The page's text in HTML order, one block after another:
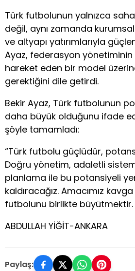
Türk futbolunun yalnızca
değil, aynı zamanda
ve altyapı yatırımlarıyla
Ayaz, federasyon
hareket eden bir model
gerektiğini dile getirdi.
Bekir Ayaz, Türk futbolunun
daha büyük olduğunu ifade
şöyle tamamladı:
“Türk futbolu güçlüdür,
Doğru yönetim, adaletli
planlama ile bu potansiyeli
kaldıracağız. Amacımız
futbolunu birlikte büyütmektir.
ABDULLAH YİĞİT-ANKARA
Paylaş: